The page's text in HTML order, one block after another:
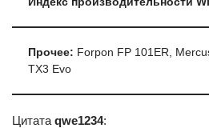
Прочее: Forpon FP 101ER,
TX3 Evo
Цитата qwe1234: